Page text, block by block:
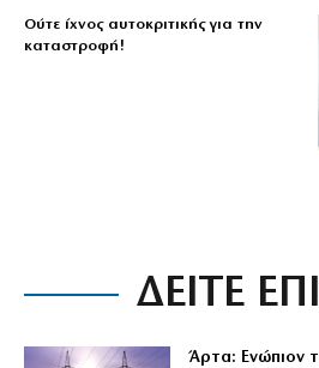
Ούτε ίχνος αυτοκριτικής για την
καταστροφή!
ΔΕΙΤΕ
Άρτα: Ενώπιον